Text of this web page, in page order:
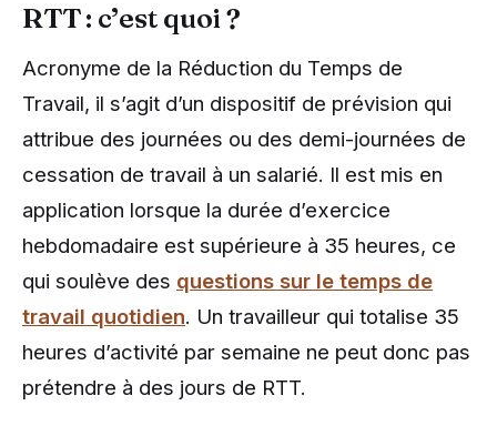
RTT : c’est quoi ?
Acronyme de la Réduction du Temps de
Travail, il s’agit d’un dispositif de prévision qui
attribue des journées ou des demi-journées de
cessation de travail à un salarié. Il est mis en
application lorsque la durée d’exercice
hebdomadaire est supérieure à 35 heures, ce
qui soulève des questions sur le temps de
travail quotidien. Un travailleur qui totalise 35
heures d’activité par semaine ne peut donc pas
prétendre à des jours de RTT.